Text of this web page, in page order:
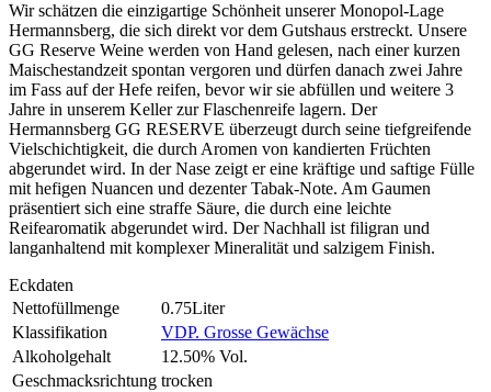
Wir schätzen die einzigartige Schönheit unserer Monopol-Lage
Hermannsberg, die sich direkt vor dem Gutshaus erstreckt. Unsere
GG Reserve Weine werden von Hand gelesen, nach einer kurzen
Maischestandzeit spontan vergoren und dürfen danach zwei Jahre
im Fass auf der Hefe reifen, bevor wir sie abfüllen und weitere 3
Jahre in unserem Keller zur Flaschenreife lagern. Der
Hermannsberg GG RESERVE überzeugt durch seine tiefgreifende
Vielschichtigkeit, die durch Aromen von kandierten Früchten
abgerundet wird. In der Nase zeigt er eine kräftige und saftige Fülle
mit hefigen Nuancen und dezenter Tabak-Note. Am Gaumen
präsentiert sich eine straffe Säure, die durch eine leichte
Reifearomatik abgerundet wird. Der Nachhall ist filigran und
langanhaltend mit komplexer Mineralität und salzigem Finish.
Eckdaten
Nettofüllmenge
0.75Liter
Klassifikation
VDP. Grosse Gewächse
Alkoholgehalt
12.50% Vol.
Geschmacksrichtung trocken